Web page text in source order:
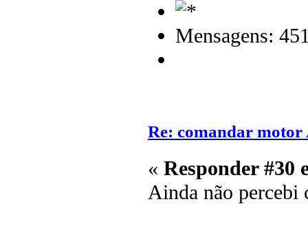
Mensagens:
Re: comandar motor
« Responder #30
Ainda não